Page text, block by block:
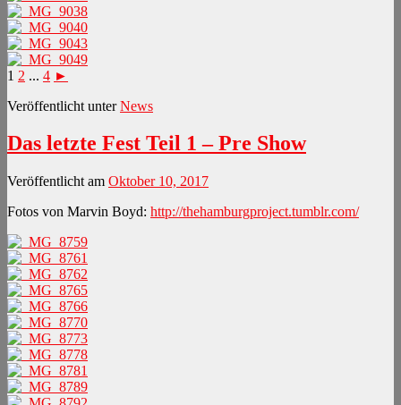
1 2 ... 4 ►
Veröffentlicht unter News
Das letzte Fest Teil 1 – Pre Show
Veröffentlicht am Oktober 10, 2017
Fotos von Marvin Boyd: http://thehamburgproject.tumblr.com/